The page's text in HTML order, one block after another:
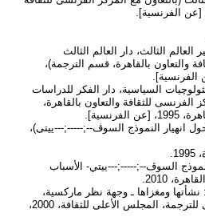
[عن الفرنسية].
الثالث، دار العالم الثالث
والتعاون بالقاهرة، قسم الترجمة)،
السياسية، دار الفكر للدراسات
الفرنسى للثقافة والتعاون بالقاهرة،
انهيار النموذج السوڤ--;-----;---ييتى)،
السوڤ--;-----;---ييتي- الأسباب
2010.
أ: الطبعة الأولى، المشروع القومى للترجمة، المجلس الأعلى للثقافة، 2000،